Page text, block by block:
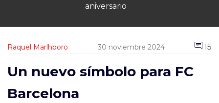
aniversario
Raquel Marlhboro 30 noviembre 2024 15
Un nuevo símbolo para FC
Barcelona